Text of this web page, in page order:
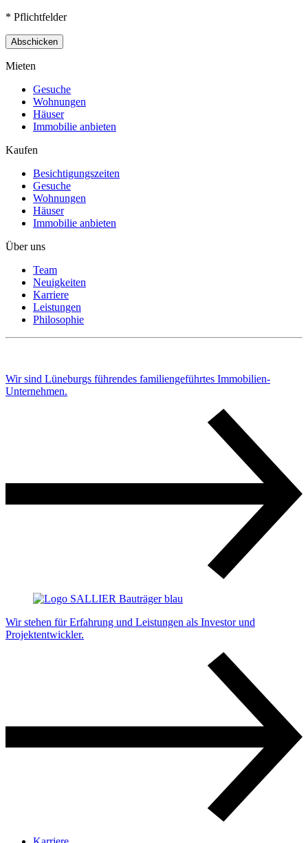
* Pflichtfelder
Mieten
Gesuche
Wohnungen
Häuser
Immobilie anbieten
Kaufen
Besichtigungszeiten
Gesuche
Wohnungen
Häuser
Immobilie anbieten
Über uns
Team
Neuigkeiten
Karriere
Leistungen
Philosophie
Wir sind Lüneburgs führendes familiengeführtes Immobilien-
Unternehmen.
Wir stehen für Erfahrung und Leistungen als Investor und
Projektentwickler.